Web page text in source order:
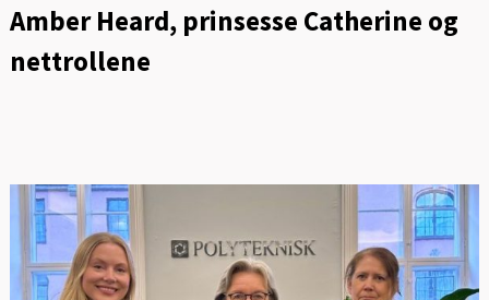
Amber Heard, prinsesse Catherine og
nettrollene